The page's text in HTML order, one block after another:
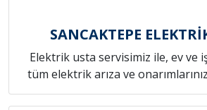
SANCAKTEPE
Elektrik usta servisimiz ile, ev ve
tüm elektrik arıza ve